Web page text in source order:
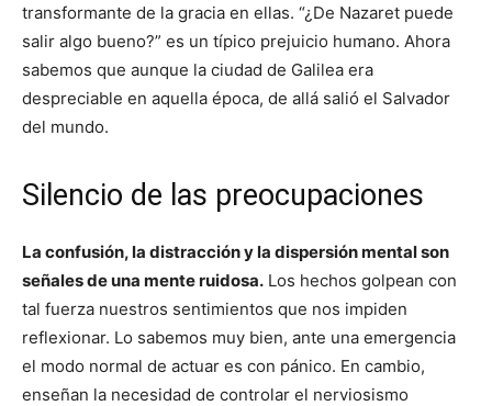
transformante de la gracia en ellas. “¿De Nazaret puede
salir algo bueno?” es un típico prejuicio humano. Ahora
sabemos que aunque la ciudad de Galilea era
despreciable en aquella época, de allá salió el Salvador
del mundo.
Silencio de las preocupaciones
La confusión, la distracción y la dispersión mental son
señales de una mente ruidosa. Los hechos golpean con
tal fuerza nuestros sentimientos que nos impiden
reflexionar. Lo sabemos muy bien, ante una emergencia
el modo normal de actuar es con pánico. En cambio,
enseñan la necesidad de controlar el nerviosismo